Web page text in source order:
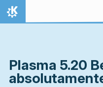
Ir para o conteúdo
Início
Plasma 5.20